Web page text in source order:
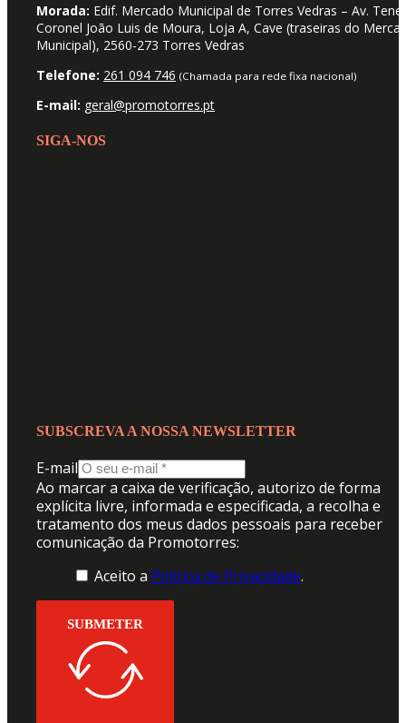
Morada: Edif. Mercado Municipal de Torres Vedras – Av.
Coronel João Luis de Moura, Loja A, Cave (traseiras do
Municipal), 2560-273 Torres Vedras
Telefone: 261 094 746 (Chamada para rede fixa nacional)
E-mail: geral@promotorres.pt
SIGA-NOS
SUBSCREVA A NOSSA NEWSLETTER
E-mail
Ao marcar a caixa de verificação, autorizo de forma
explícita livre, informada e especificada, a recolha e
tratamento dos meus dados pessoais para receber
comunicação da Promotorres:
Aceito a Politica de Privacidade.
SUBMETER